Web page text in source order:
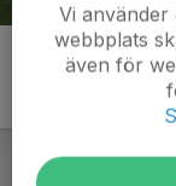
Vi
webbplats
även för